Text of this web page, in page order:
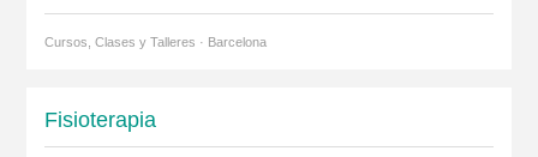
Cursos, Clases y Talleres · Barcelona
Fisioterapia